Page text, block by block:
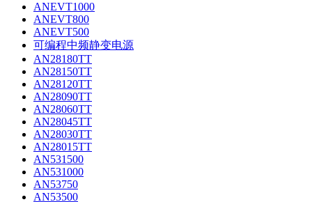
ANEVT1000
ANEVT800
ANEVT500
可编程中频静变电源
AN28180TT
AN28150TT
AN28120TT
AN28090TT
AN28060TT
AN28045TT
AN28030TT
AN28015TT
AN531500
AN531000
AN53750
AN53500